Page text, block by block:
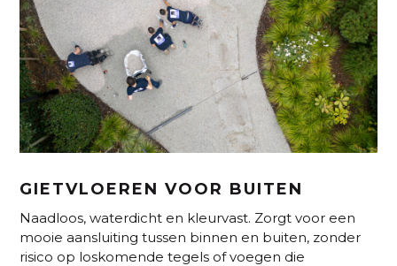
GIETVLOEREN VOOR BUITEN
Naadloos, waterdicht en kleurvast. Zorgt voor een
mooie aansluiting tussen binnen en buiten, zonder
risico op loskomende tegels of voegen die